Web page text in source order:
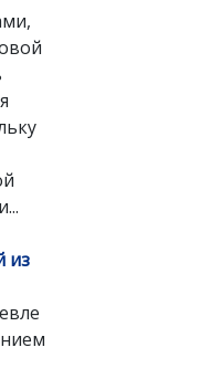
из